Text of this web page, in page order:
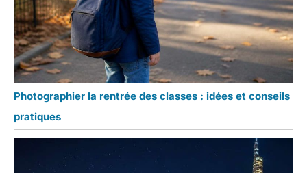
Photographier la rentrée des classes : idées et conseils
pratiques